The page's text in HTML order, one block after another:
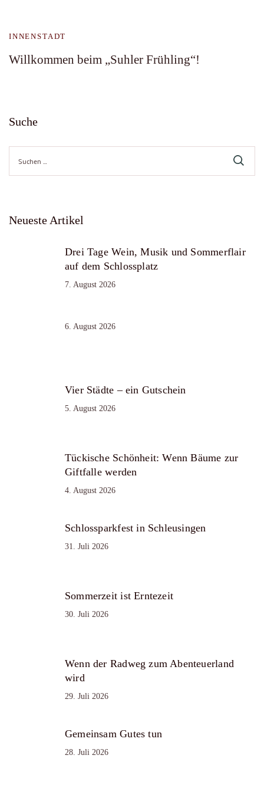
INNENSTADT
Willkommen beim „Suhler Frühling“!
Suche
nach:
Neueste Artikel
Drei Tage Wein, Musik und Sommerflair
auf dem Schlossplatz
7. August 2026
6. August 2026
Vier Städte – ein Gutschein
5. August 2026
Tückische Schönheit: Wenn Bäume zur
Giftfalle werden
4. August 2026
Schlossparkfest in Schleusingen
31. Juli 2026
Sommerzeit ist Erntezeit
30. Juli 2026
Wenn der Radweg zum Abenteuerland
wird
29. Juli 2026
Gemeinsam Gutes tun
28. Juli 2026